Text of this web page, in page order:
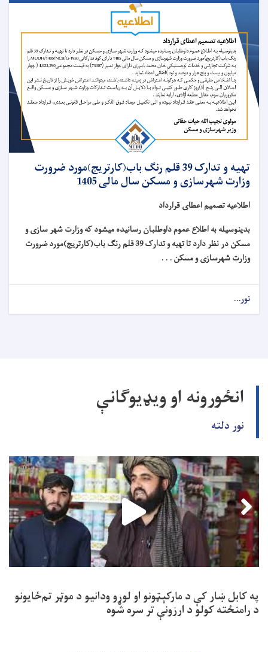
تهیه و تدارک 39 قلم رنگ باب(کارتریج)مورد ضرورت
وزارت شهرسازی و مسکن سال مالی 1405
اطلاعیه تصمیم اعطای قرارداد
بدینوسیله به اطلاع عموم داوطلبان رسانیده میشود که وزارت شهر سازی و
مسکن در نظر دارد تا تهیه و تدارک 39 قلم رنگ باب(کارتریج)مورد ضرورت
وزارت شهرسازی و مسکن . . .
نور...
انځورونه او ویډیوګانې
نور دلته
په کابل ښار کې د مارکېټونو او لوړو ودانیو د موټر تم‌ځایونو
د رامنځته کولو د ارزونې تر سره شوه